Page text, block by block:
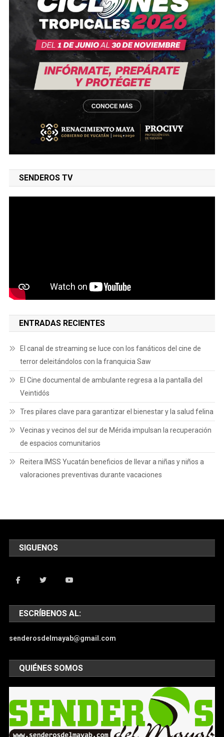
SENDEROS TV
ENTRADAS RECIENTES
El canal de streaming se luce con los fanáticos del cine de
terror deleitándolos con la franquicia Saw
El Cine documental de ambulante regresa a la pantalla del
Veintidós
Tres pilares clave para garantizar el bienestar y la salud felina
Vecinas y vecinos del sur de Mérida impulsan la recuperación
de espacios comunitarios
Reitera IMSS Yucatán beneficios de llevar a niñas y niños a
valoraciones preventivas durante vacaciones
SIGUENOS
ESCRÍBENOS AL:
senderosdelmayab@gmail.com
QUIÉNES SOMOS